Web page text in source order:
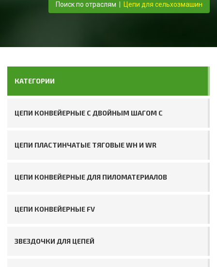
Поиск по отраслям Цепи для сельхозмашин
КАТЕГОРИИ
ЦЕПИ КОНВЕЙЕРНЫЕ С ДВОЙНЫМ ШАГОМ C
ЦЕПИ ПЛАСТИНЧАТЫЕ ТЯГОВЫЕ WH И WR
ЦЕПИ КОНВЕЙЕРНЫЕ ДЛЯ ПИЛОМАТЕРИАЛОВ
ЦЕПИ КОНВЕЙЕРНЫЕ FV
ЗВЕЗДОЧКИ ДЛЯ ЦЕПЕЙ